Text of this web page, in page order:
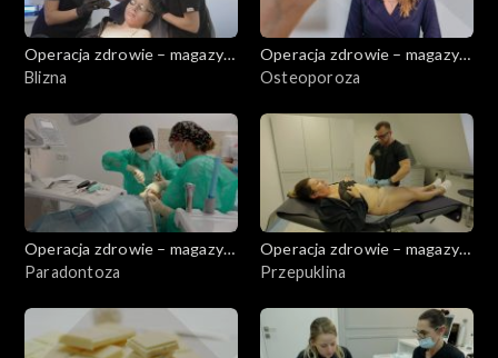
Operacja zdrowie – magazyn
medyczny
Blizna
Operacja zdrowie – magazyn
medyczny
Osteoporoza
Operacja zdrowie – magazyn
medyczny
Paradontoza
Operacja zdrowie – magazyn
medyczny
Przepuklina